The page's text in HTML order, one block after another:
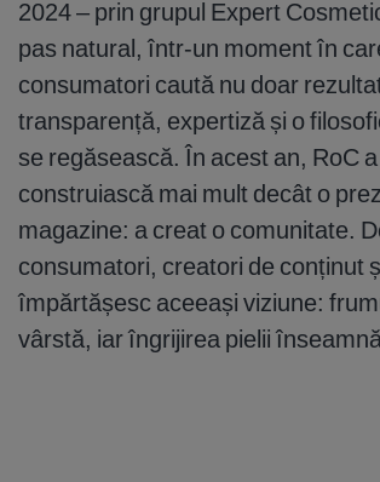
2024 – prin grupul Expert
pas natural, într-un moment în
consumatori caută nu doar
transparență, expertiză și o
se regăsească. În acest an, RoC
construiască mai mult decât o
magazine: a creat o comunitate.
consumatori, creatori de conținut
împărtășesc aceeași viziune:
vârstă, iar îngrijirea pielii